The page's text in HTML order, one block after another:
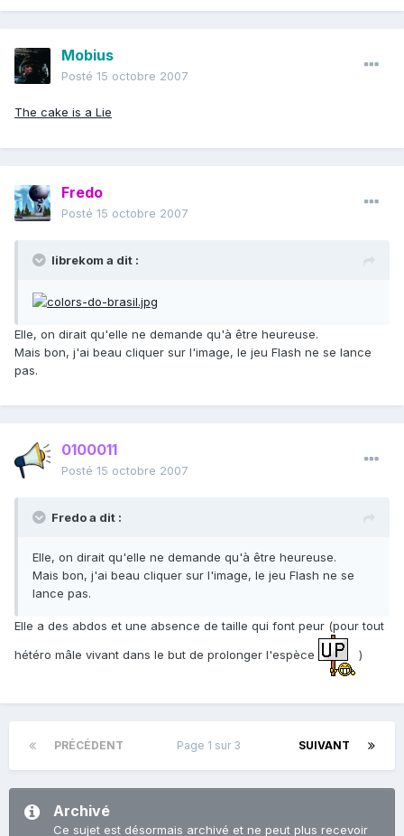
Mobius
Posté 15 octobre 2007
The cake is a Lie
Fredo
Posté 15 octobre 2007
librekom a dit :
Elle, on dirait qu'elle ne demande qu'à être heureuse.
Mais bon, j'ai beau cliquer sur l'image, le jeu Flash ne se lance
pas.
0100011
Posté 15 octobre 2007
Fredo a dit :
Elle, on dirait qu'elle ne demande qu'à être heureuse.
Mais bon, j'ai beau cliquer sur l'image, le jeu Flash ne se
lance pas.
Elle a des abdos et une absence de taille qui font peur (pour tout
hétéro mâle vivant dans le but de prolonger l'espèce
)
PRÉCÉDENT SUIVANT
Page 1 sur 3
Archivé
Ce sujet est désormais archivé et ne peut plus recevoir